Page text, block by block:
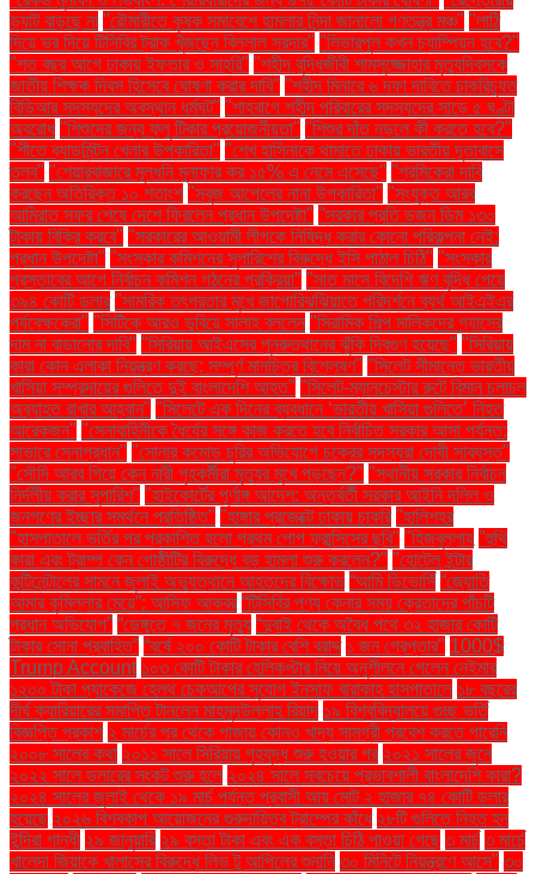
ভ্যাট বাড়ছে না "রৌমারীতে কৃষক সমাবেশে হামলার নিন্দা জানালো গণতন্ত্র মঞ্চ" "লাঠি
দিয়ে ভর দিয়ে টিসিবির ট্রাক খুঁজছেন বিল্লাল সরদার" "লিভারপুল কখন চ্যাম্পিয়ন হবে?"
"শত বছর আগে ঢাকায় ইফতার ও সাহ্‌রি" "শহীদ বুদ্ধিজীবী শামসুজ্জোহার মৃত্যুদিবসকে
জাতীয় শিক্ষক দিবস হিসেবে ঘোষণা করার দাবি" "শহীদ মিনারে ৬ দফা দাবিতে চাকরিচ্যুত
বিডিআর সদস্যদের অবস্থান ধর্মঘট" "শাহবাগে শহীদ পরিবারের সদস্যদের সাড়ে ৫ ঘণ্টা
অবরোধ "শিশুদের জন্য ফ্লু টিকার প্রয়োজনীয়তা" "শিশুর দাঁত নড়লে কী করতে হবে?"
"শীতে ব্যাডমিন্টন খেলার উপকারিতা" "শেখ হাসিনাকে থামাতে ঢাকায় ভারতীয় দূতাবাসে
তলব" "শেয়ারবাজারে মূলধনি মুনাফার কর ১৫% এ নেমে এসেছে" "শ্রমিকেরা দাবি
করছেন অতিরিক্ত ১০ শতাংশ "সবুজ আপেলের নানা উপকারিতা" "সংযুক্ত আরব
আমিরাত সফর শেষে দেশে ফিরলেন প্রধান উপদেষ্টা" "সরকার প্রতি ডজন ডিম ১৩০
টাকায় বিক্রি করবে" "সরকারের আওয়ামী লীগকে নিষিদ্ধ করার কোনো পরিকল্পনা নেই:
প্রধান উপদেষ্টা" "সংস্কার কমিশনের সুপারিশের বিরুদ্ধে ইসি পাঠাল চিঠি" "সংস্কার
প্রস্তাবের আগে নির্বাচন কমিশন গঠনের প্রক্রিয়া" "সাত মাসে বিদেশি ঋণ বৃদ্ধি পেয়ে
৩৯৪ কোটি ডলার "সামরিক তৎপরতার মুখে জাপোরিঝঝিয়াতে পরিদর্শনে ব্যর্থ আইএইএর
পর্যবেক্ষকেরা" "সিটিকে আরও ডুবিয়ে সালাহ বললেন "সিরামিক শিল্প মালিকদের গ্যাসের
দাম না বাড়ানোর দাবি" "সিরিয়ায় আইএসের পুনরুত্থানের ঝুঁকি দ্বিগুণ হয়েছে" "সিরিয়ায়
কারা কোন এলাকা নিয়ন্ত্রণ করছে: সম্পূর্ণ মানচিত্র বিশ্লেষণ" "সিলেট সীমান্তে ভারতীয়
খাসিয়া সম্প্রদায়ের গুলিতে দুই বাংলাদেশি আহত" "সিলেট-ম্যানচেস্টার রুটে বিমান চলাচল
অব্যাহত রাখার আহ্বান" "সিলেটে এক দিনের ব্যবধানে ‘ভারতীয় খাসিয়া গু‌লিতে’ নিহত
আরেকজন" "সেনাবাহিনীকে ধৈর্যের সঙ্গে কাজ করতে হবে নির্বাচিত সরকার আসা পর্যন্ত:
সাভারে সেনাপ্রধান" "সোনার কমোড চুরির অভিযোগে চক্রের সদস্যরা দোষী সাব্যস্ত"
"সৌদি আরব গিয়ে কেন নারী গৃহকর্মীরা মৃত্যুর মুখে পড়ছেন?" "স্থানীয় সরকার নির্বাচন
নির্দলীয় করার সুপারিশ" "হাইকোর্টের পূর্ণাঙ্গ আদেশ: অন্তর্বর্তী সরকার আইনি দলিল ও
জনগণের ইচ্ছার সমর্থনে প্রতিষ্ঠিত" "হাঙ্গার প্রজেক্টে ঢাকায় চাকরি "হালিশহর
"হাসপাতালে ভর্তির পর প্রকাশিত হলো প্রথম পোপ ফ্রান্সিসের ছবি" "হিজবুল্লাহ "হুথি
কারা এবং ট্রাম্প কেন গোষ্ঠীটির বিরুদ্ধে বড় হামলা শুরু করলেন?" "হোটেল ইন্টার
কন্টিনেন্টালের সামনে জুলাই অভ্যুত্থানে আহতদের বিক্ষোভ “আমি ডিভোর্সি “জ্যোতি
আমার কুমিল্লার মেয়ে”: আসিফ আকবর “টিসিবির পণ্য কেনার সময় ক্রেতাদের পাঁচটি
প্রধান অভিযোগ” “ডেঙ্গুতে ৭ জনের মৃত্যু “দুবাই থেকে অবৈধ পথে ৩২ হাজার কোটি
টাকার সোনা প্রবাহিত” “বর্ষে ২০০ কোটি টাকার বেশি বরাদ্দ ১ জন গ্রেপ্তার" 1000$
Trump Account ১০৩ কোটি টাকার হেলিকপ্টার নিয়ে অনুশীলনে গেলেন নেইমার
১২০০ টাকা প্যাকেজে হেলথ চেকআপের সুযোগ ইনসাফ বারাকাহ হাসপাতালে ১৮ বছরের
দীর্ঘ ক্যারিয়ারের সমাপ্তি টানলেন মাহমুদউল্লাহ রিয়াদ ১৯ বিশ্ববিদ্যালয়ে গুচ্ছ ভর্তি
বিজ্ঞপ্তি প্রকাশ ২ মার্চের পর থেকে গাজায় কোনও খাদ্য সামগ্রী প্রবেশ করতে পারেনি
২০০৮ সালের কথা ২০১১ সালে সিরিয়ায় গৃহযুদ্ধ শুরু হওয়ার পর ২০২১ সালের জুনে
২০২২ সালে ডলারের সংকট শুরু হলে ২০২৪ সালে সবচেয়ে প্রভাবশালী বাংলাদেশি কারা?
২০২৪ সালের জুলাই থেকে ১৯ মার্চ পর্যন্ত প্রবাসী আয় মোট ২ হাজার ৭৪ কোটি ডলার
হয়েছে ২০২৬ বিশ্বকাপ আয়োজনের গুরুদায়িত্ব ট্রাম্পের কাঁধে ২৮টি গুলিতে নিহত হন
ইন্দিরা গান্ধী ২৯ জানুয়ারি ২৯ বস্তা টাকা এবং এক বস্তা চিঠি পাওয়া গেছে ৩ মার্চ ৩ মার্চে
খালেদা জিয়াকে খালাসের বিরুদ্ধে লিভ টু আপিলের শুনানি ৩০ মিনিটে নিয়ন্ত্রণে আসে" ৩০